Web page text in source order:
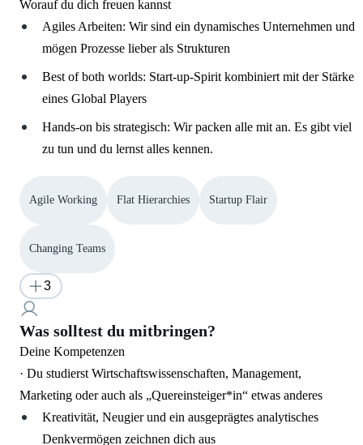
Worauf du dich freuen kannst
Agiles Arbeiten: Wir sind ein dynamisches Unternehmen und
mögen Prozesse lieber als Strukturen
Best of both worlds: Start-up-Spirit kombiniert mit der Stärke
eines Global Players
Hands-on bis strategisch: Wir packen alle mit an. Es gibt viel
zu tun und du lernst alles kennen.
Agile Working Flat Hierarchies Startup Flair
Changing Teams
3
Was solltest du mitbringen?
Deine Kompetenzen
· Du studierst Wirtschaftswissenschaften, Management,
Marketing oder auch als „Quereinsteiger*in“ etwas anderes
Kreativität, Neugier und ein ausgeprägtes analytisches
Denkvermögen zeichnen dich aus